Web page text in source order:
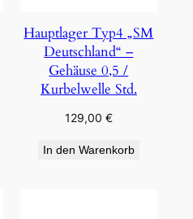
Hauptlager Typ4 „SM
Deutschland“ –
Gehäuse 0,5 /
Kurbelwelle Std.
129,00 €
In den Warenkorb